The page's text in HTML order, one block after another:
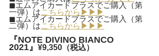
◼︎エムアイカードプラスでご購入（第
一弾）はこちらから▶︎▶︎▶︎
◼︎エムアイカードプラスでご購入（第
二弾）はこちらから▶︎▶︎▶︎
『NOTE DIVINO BIANCO
2021』 ¥9,350（税込）